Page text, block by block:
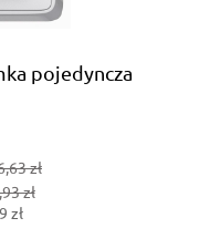
pojedyncza
zł
zł
zł